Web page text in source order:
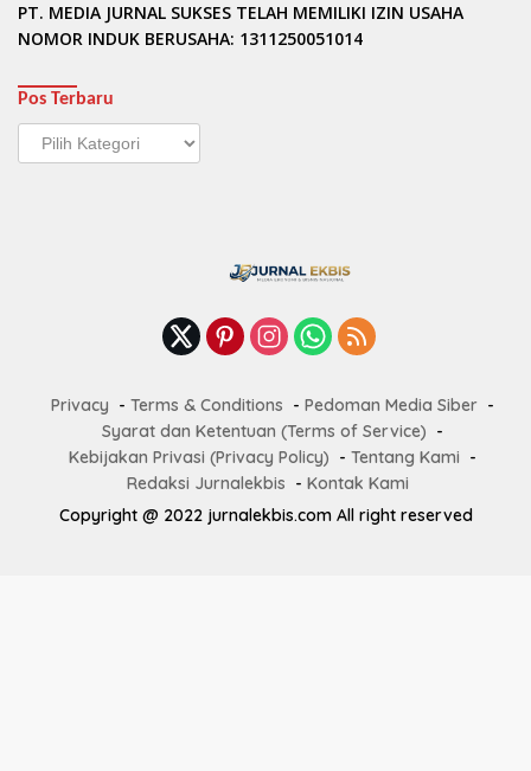
PT. MEDIA JURNAL SUKSES TELAH MEMILIKI IZIN USAHA
NOMOR INDUK BERUSAHA: 1311250051014
Pos Terbaru
Pos
Terbaru
Privacy Terms & Conditions
Pedoman Media Siber
Syarat dan Ketentuan (Terms of Service)
Kebijakan Privasi (Privacy Policy)
Tentang Kami
Redaksi Jurnalekbis
Kontak Kami
Copyright @ 2022 jurnalekbis.com All right reserved